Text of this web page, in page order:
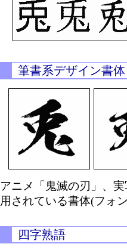
筆書系デザイン書体
アニメ「鬼滅の刃」、
用されている書体(フォ
四字熟語